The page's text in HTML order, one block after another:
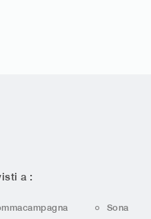
a :
Sona